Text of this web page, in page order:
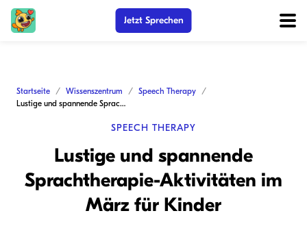
Jetzt Sprechen
Startseite Wissenszentrum
Speech Therapy
Lustige und spannende Sprachtherapie-Aktivitäten im März für Kinder
SPEECH THERAPY
Lustige und spannende
Sprachtherapie-Aktivitäten im
März für Kinder